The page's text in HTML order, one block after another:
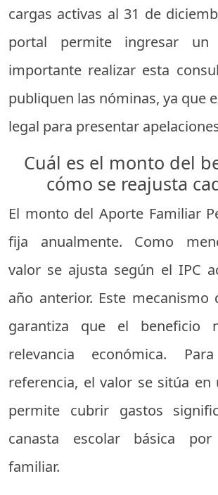
cargas activas al 31 de
portal permite ingresar un
importante realizar esta
publiquen las nóminas, ya que
legal para presentar
Cuál es el monto del
cómo se reajusta
El monto del Aporte Familiar
fija anualmente. Como
valor se ajusta según el IPC
año anterior. Este mecanismo
garantiza que el beneficio
relevancia económica.
referencia, el valor se sitúa en
permite cubrir gastos
canasta escolar básica
familiar.